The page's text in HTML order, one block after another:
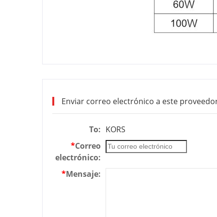
Enviar correo electrónico a este
To: KORS
*Correo
electrónico:
*Mensaje: